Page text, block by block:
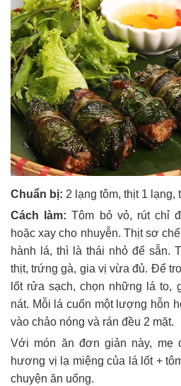
Chuẩn bị: 2 lạng tôm, thịt 1 lạng,
Cách làm: Tôm bỏ vỏ, rút chỉ
hoặc xay cho nhuyễn. Thịt sơ
hành lá, thì là thái nhỏ để sẵn.
thịt, trứng gà, gia vị vừa đủ. Để
lốt rửa sạch, chọn những lá to,
nát. Mỗi lá cuốn một lượng hỗn
vào chảo nóng và rán đều 2 mặt.
Với món ăn đơn giản này, mẹ
hương vị lạ miệng của lá lốt +
chuyện ăn uống.